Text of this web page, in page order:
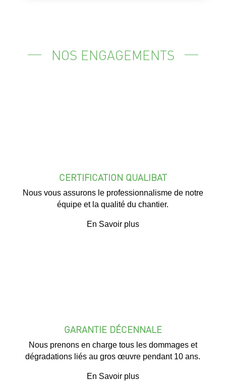
NOS ENGAGEMENTS
CERTIFICATION QUALIBAT
Nous vous assurons le professionnalisme de notre
équipe et la qualité du chantier.
En Savoir plus
GARANTIE DÉCENNALE
Nous prenons en charge tous les dommages et
dégradations liés au gros œuvre pendant 10 ans.
En Savoir plus